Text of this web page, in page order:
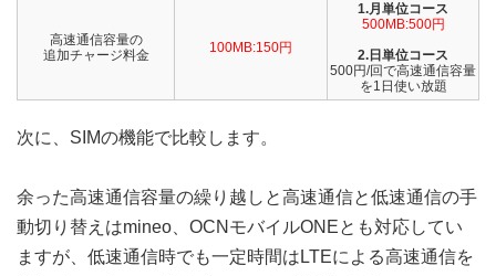
高速通信容量の
追加チャージ料金
100MB:150円
1.月単位コース
500MB:500円
2.日単位コース
500円/回で高速通信容量
を1日使い放題
次に、SIMの機能で比較します。
余った高速通信容量の繰り越しと高速通信と低速通信の手
動切り替えはmineo、OCNモバイルONEとも対応してい
ますが、低速通信時でも一定時間はLTEによる高速通信を